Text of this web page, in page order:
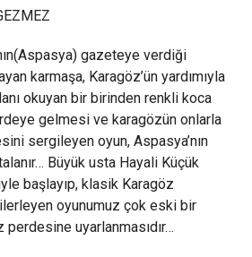
gazeteye verdiği
karmaşa, Karagöz’ün yardımıyla
okuyan bir birinden renkli koca
gelmesi ve karagözün onlarla
sergileyen oyun, Aspasya’nın
Büyük usta Hayali Küçük
başlayıp, klasik Karagöz
oyunumuz çok eski bir
perdesine uyarlanmasıdır…